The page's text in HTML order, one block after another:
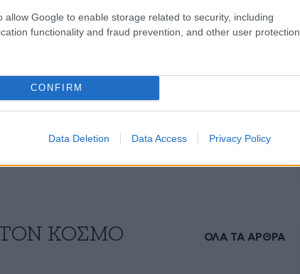
allow Google to enable storage related to security, including
functionality and fraud prevention, and other user protection.
CONFIRM
Data Deletion Data Access Privacy Policy
επίσης οικονομικές μεταρρυθμίσεις για τη
παροχή δωρεάν υγειονομικής περίθαλψης.
πλειοψηφία, διεκδικείται στο σύνολό του
αλλά έχει διαιρεθεί μεταξύ των δύο
από τη Βρετανία, σύμφωνα με το ΑΠΕ-ΜΠΕ.
ΤΟΝ ΚΟΣΜΟ ΟΛΑ ΤΑ ΑΡΘΡΑ